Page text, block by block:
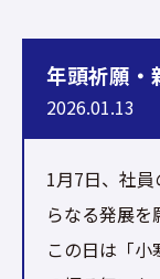
年頭祈願・
2026.01.13
1月7日、社
らなる発展を
この日は「小